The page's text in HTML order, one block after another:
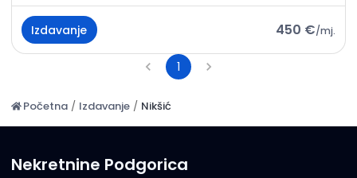
Izdavanje 450 €/mj.
1
Početna / Izdavanje / Nikšić
Nekretnine Podgorica